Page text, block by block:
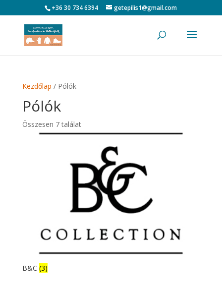
+36 30 734 6394 getepilis1@gmail.com
Kezdőlap / Pólók
Pólók
Összesen 7 találat
B&C (3)